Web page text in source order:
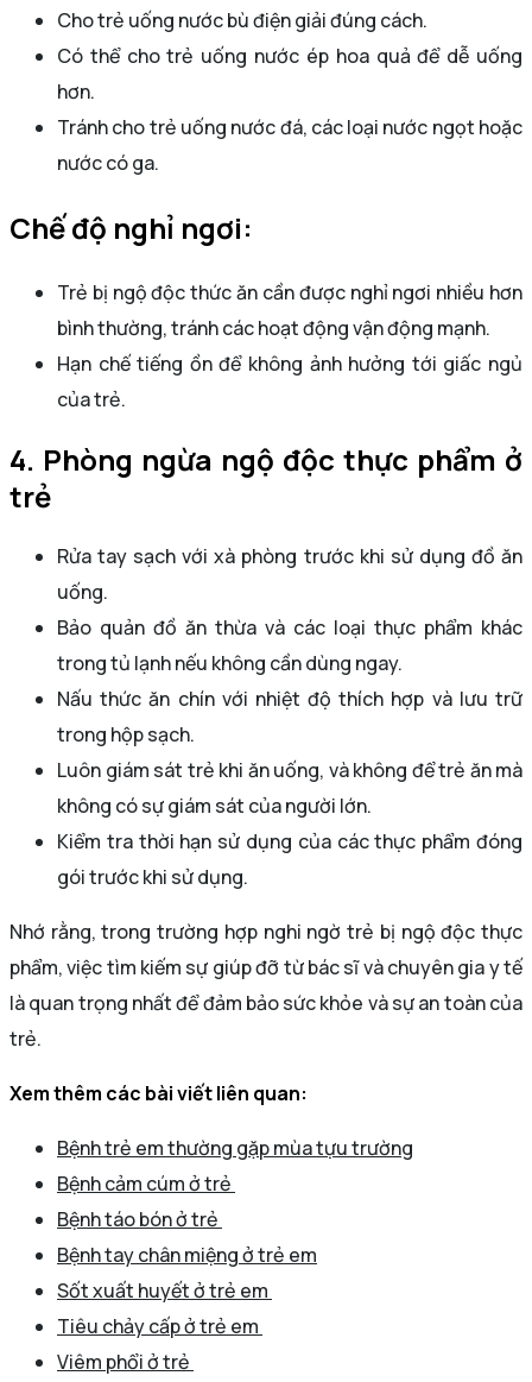
Cho trẻ uống nước bù điện giải đúng cách.
Có thể cho trẻ uống nước ép hoa quả để dễ uống
hơn.
Tránh cho trẻ uống nước đá, các loại nước ngọt hoặc
nước có ga.
Chế độ nghỉ ngơi:
Trẻ bị ngộ độc thức ăn cần được nghỉ ngơi nhiều hơn
bình thường, tránh các hoạt động vận động mạnh.
Hạn chế tiếng ồn để không ảnh hưởng tới giấc ngủ
của trẻ.
4. Phòng ngừa ngộ độc thực phẩm ở
trẻ
Rửa tay sạch với xà phòng trước khi sử dụng đồ ăn
uống.
Bảo quản đồ ăn thừa và các loại thực phẩm khác
trong tủ lạnh nếu không cần dùng ngay.
Nấu thức ăn chín với nhiệt độ thích hợp và lưu trữ
trong hộp sạch.
Luôn giám sát trẻ khi ăn uống, và không để trẻ ăn mà
không có sự giám sát của người lớn.
Kiểm tra thời hạn sử dụng của các thực phẩm đóng
gói trước khi sử dụng.
Nhớ rằng, trong trường hợp nghi ngờ trẻ bị ngộ độc thực
phẩm, việc tìm kiếm sự giúp đỡ từ bác sĩ và chuyên gia y tế
là quan trọng nhất để đảm bảo sức khỏe và sự an toàn của
trẻ.
Xem thêm các bài viết liên quan:
Bệnh trẻ em thường gặp mùa tựu trường
Bệnh cảm cúm ở trẻ
Bệnh táo bón ở trẻ
Bệnh tay chân miệng ở trẻ em
Sốt xuất huyết ở trẻ em
Tiêu chảy cấp ở trẻ em
Viêm phổi ở trẻ